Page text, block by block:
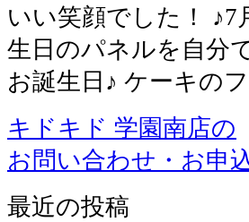
いい笑顔でした！
生日のパネルを自分
お誕生日♪ ケーキの
キドキド 学園南店の
お問い合わせ・お申
最近の投稿